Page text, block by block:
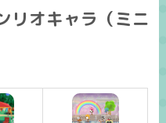
リオキャラ（ミニ